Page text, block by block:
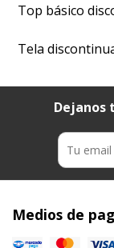
Top básico
Tela
Dejanos
Medios de